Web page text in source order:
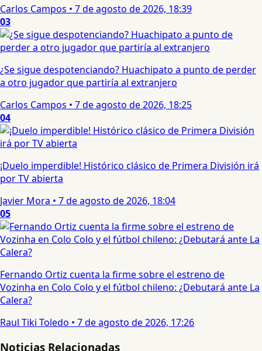
Carlos Campos • 7 de agosto de 2026, 18:39
03
¿Se sigue despotenciando? Huachipato a punto de perder
a otro jugador que partiría al extranjero
Carlos Campos • 7 de agosto de 2026, 18:25
04
¡Duelo imperdible! Histórico clásico de Primera División irá
por TV abierta
Javier Mora • 7 de agosto de 2026, 18:04
05
Fernando Ortiz cuenta la firme sobre el estreno de
Vozinha en Colo Colo y el fútbol chileno: ¿Debutará ante La
Calera?
Raul Tiki Toledo • 7 de agosto de 2026, 17:26
Noticias Relacionadas